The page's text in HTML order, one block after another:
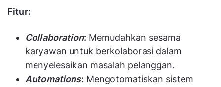
Fitur:
Collaboration: Memudahkan sesama
karyawan untuk berkolaborasi dalam
menyelesaikan masalah pelanggan.
Automations: Mengotomatiskan sistem